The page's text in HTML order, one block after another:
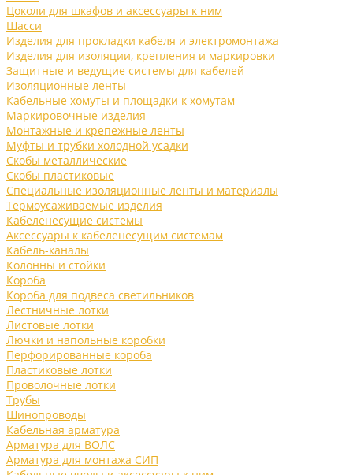
Цоколи для шкафов и аксессуары к ним
Шасси
Изделия для прокладки кабеля и электромонтажа
Изделия для изоляции, крепления и маркировки
Защитные и ведущие системы для кабелей
Изоляционные ленты
Кабельные хомуты и площадки к хомутам
Маркировочные изделия
Монтажные и крепежные ленты
Муфты и трубки холодной усадки
Скобы металлические
Скобы пластиковые
Специальные изоляционные ленты и материалы
Термоусаживаемые изделия
Кабеленесущие системы
Аксессуары к кабеленесущим системам
Кабель-каналы
Колонны и стойки
Короба
Короба для подвеса светильников
Лестничные лотки
Листовые лотки
Лючки и напольные коробки
Перфорированные короба
Пластиковые лотки
Проволочные лотки
Трубы
Шинопроводы
Кабельная арматура
Арматура для ВОЛС
Арматура для монтажа СИП